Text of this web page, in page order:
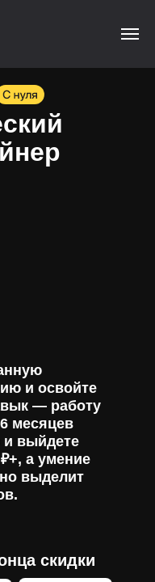
и освойте
— работу
месяцев
и выйдете
а умение
выделит
скидки